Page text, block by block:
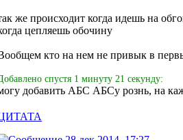
же происходит когда идешь на
цепляешь обочину
кто на нем не привык в
спустя 1 минуту 21 секунду:
добавить АБС АБСу рознь, на